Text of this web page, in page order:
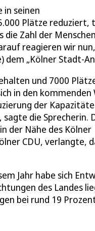
in seinen
Plätze reduziert,
Zahl der
reagieren wir
„Kölner Stadt-
und 7000
in den kommenden
der
die Sprecherin.
der Nähe des Kölner
CDU, verlangte,
Jahr habe sich
des Landes
bei rund 19